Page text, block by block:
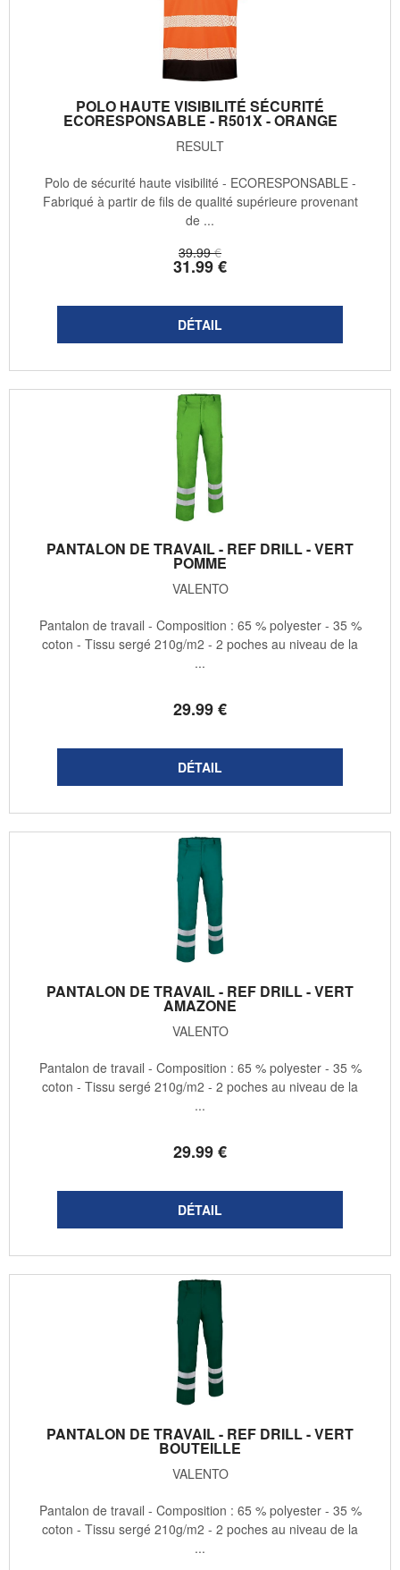
POLO HAUTE VISIBILITÉ SÉCURITÉ
ECORESPONSABLE - R501X - ORANGE
RESULT
39.99 €
31.99€
Polo de sécurité haute visibilité - ECORESPONSABLE -
Fabriqué à partir de fils de qualité supérieure provenant
de ...
PANTALON DE TRAVAIL - REF DRILL - VERT
POMME
VALENTO
29.99€
Pantalon de travail - Composition : 65 % polyester - 35 %
coton - Tissu sergé 210g/m2 - 2 poches au niveau de la
...
PANTALON DE TRAVAIL - REF DRILL - VERT
AMAZONE
VALENTO
29.99€
Pantalon de travail - Composition : 65 % polyester - 35 %
coton - Tissu sergé 210g/m2 - 2 poches au niveau de la
...
PANTALON DE TRAVAIL - REF DRILL - VERT
BOUTEILLE
VALENTO
Pantalon de travail - Composition : 65 % polyester - 35 %
coton - Tissu sergé 210g/m2 - 2 poches au niveau de la
...